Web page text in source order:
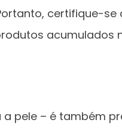
certifique-se
acumulados
pele – é também